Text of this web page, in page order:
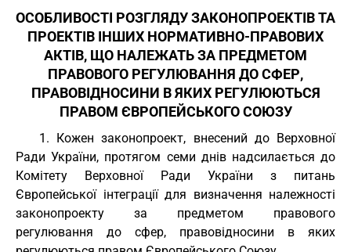
ОСОБЛИВОСТІ РОЗГЛЯДУ ЗАКОНОПРОЕКТІВ ТА
ПРОЕКТІВ ІНШИХ НОРМАТИВНО-ПРАВОВИХ
АКТІВ, ЩО НАЛЕЖАТЬ ЗА ПРЕДМЕТОМ
ПРАВОВОГО РЕГУЛЮВАННЯ ДО СФЕР,
ПРАВОВІДНОСИНИ В ЯКИХ РЕГУЛЮЮТЬСЯ
ПРАВОМ ЄВРОПЕЙСЬКОГО СОЮЗУ
1. Кожен законопроект, внесений до Верховної
Ради України, протягом семи днів надсилається до
Комітету Верховної Ради України з питань
Європейської інтеграції для визначення належності
законопроекту за предметом правового
регулювання до сфер, правовідносини в яких